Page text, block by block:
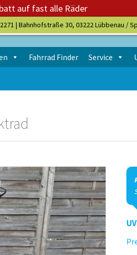
auf fast alle Räder
| Bahnhofstraße 30, 03222 Lübbenau /
Fahrrad Finder Service